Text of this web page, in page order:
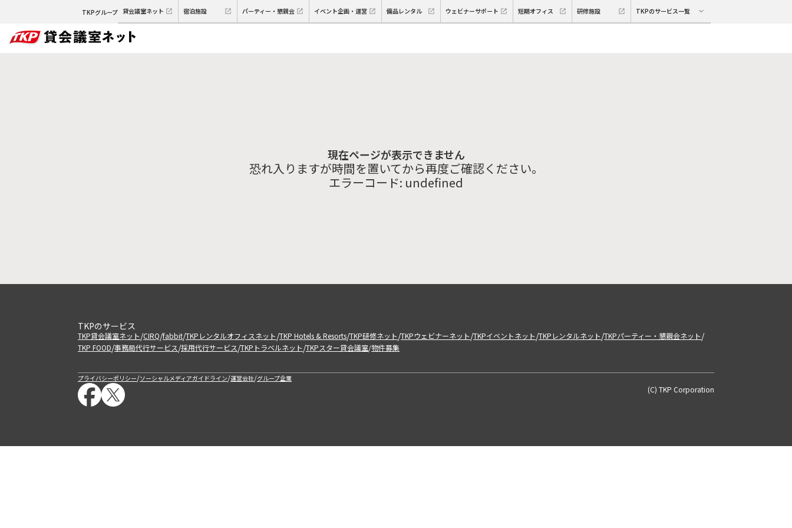
TKPグループ 貸会議室ネット 宿泊施設 パーティー・懇親会 イベント企画・運営 備品レンタル ウェビナーサポート 短期オフィス 研修施設 TKPのサービス一覧
現在ページが表示できません
恐れ入りますが時間を置いてから再度ご確認ください。
エラーコード: undefined
TKPのサービス
TKP貸会議室ネット/CIRQ/fabbit/TKPレンタルオフィスネット/TKP Hotels & Resorts/TKP研修ネット/TKPウェビナーネット/TKPイベントネット/TKPレンタルネット/TKPパーティー・懇親会ネット/
TKP FOOD/事務局代行サービス/採用代行サービス/TKPトラベルネット/TKPスター貸会議室/物件募集
プライバシーポリシー/ソーシャルメディアガイドライン/運営会社/グループ企業
(C) TKP Corporation